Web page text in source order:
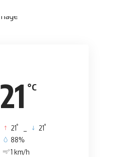
21 °C
21° 21°
88%
1 km/h